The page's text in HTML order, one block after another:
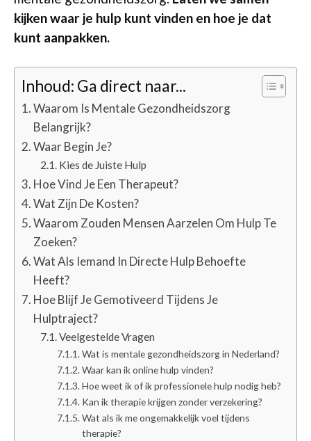
kijken waar je hulp kunt vinden en hoe je dat
kunt aanpakken.
Inhoud: Ga direct naar...
Waarom Is Mentale Gezondheidszorg
Belangrijk?
Waar Begin Je?
Kies de Juiste Hulp
Hoe Vind Je Een Therapeut?
Wat Zijn De Kosten?
Waarom Zouden Mensen Aarzelen Om Hulp Te
Zoeken?
Wat Als Iemand In Directe Hulp Behoefte
Heeft?
Hoe Blijf Je Gemotiveerd Tijdens Je
Hulptraject?
Veelgestelde Vragen
Wat is mentale gezondheidszorg in Nederland?
Waar kan ik online hulp vinden?
Hoe weet ik of ik professionele hulp nodig heb?
Kan ik therapie krijgen zonder verzekering?
Wat als ik me ongemakkelijk voel tijdens
therapie?